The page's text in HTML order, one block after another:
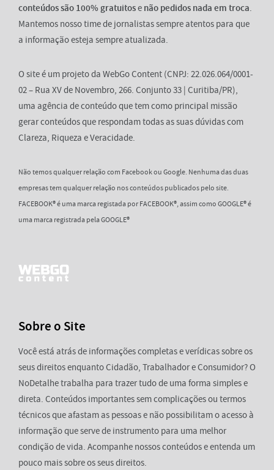
conteúdos são 100% gratuitose não pedidos nada em troca.
Mantemos nosso time de jornalistas sempre atentos para que
a informação esteja sempre atualizada.
O site é um projeto da WebGo Content (CNPJ: 22.026.064/0001-
02 – Rua XV de Novembro, 266. Conjunto 33 | Curitiba/PR),
uma agência de conteúdo que tem como principal missão
gerar conteúdos que respondam todas as suas dúvidas com
Clareza, Riqueza e Veracidade.
Não temos qualquer relação com Facebook ou Google. Nenhuma das duas
empresas tem qualquer relação nos conteúdos publicados pelo site.
FACEBOOK® é uma marca registada por FACEBOOK®, assim como GOOGLE® é
uma marca registrada pela GOOGLE®
Sobre o Site
Você está atrás de informações completas e verídicas sobre os
seus direitos enquanto Cidadão, Trabalhador e Consumidor? O
NoDetalhe trabalha para trazer tudo de uma forma simples e
direta. Conteúdos importantes sem complicações ou termos
técnicos que afastam as pessoas e não possibilitam o acesso à
informação que serve de instrumento para uma melhor
condição de vida. Acompanhe nossos conteúdos e entenda um
pouco mais sobre os seus direitos.